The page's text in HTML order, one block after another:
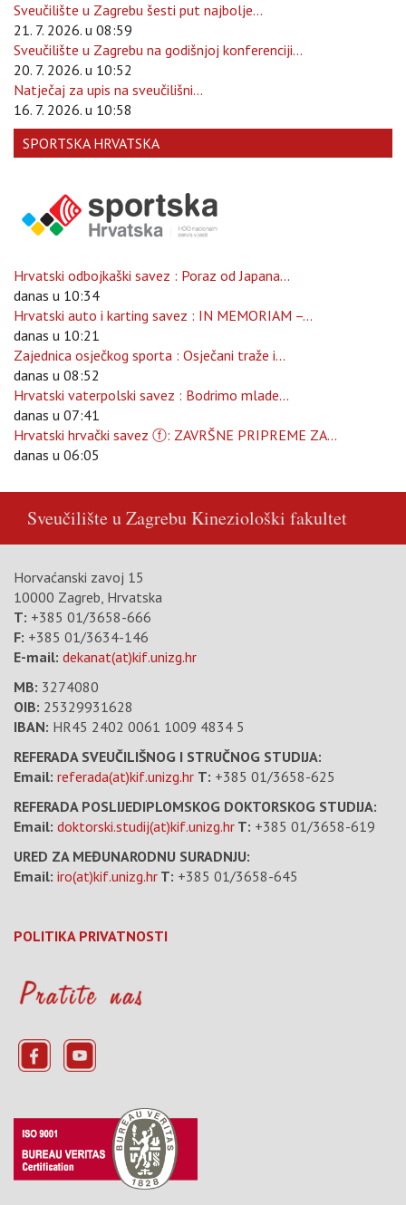
Sveučilište u Zagrebu šesti put najbolje...
21. 7. 2026. u 08:59
Sveučilište u Zagrebu na godišnjoj konferenciji...
20. 7. 2026. u 10:52
Natječaj za upis na sveučilišni...
16. 7. 2026. u 10:58
SPORTSKA HRVATSKA
Hrvatski odbojkaški savez : Poraz od Japana...
danas u 10:34
Hrvatski auto i karting savez : IN MEMORIAM –...
danas u 10:21
Zajednica osječkog sporta : Osječani traže i...
danas u 08:52
Hrvatski vaterpolski savez : Bodrimo mlade...
danas u 07:41
Hrvatski hrvački savez ⓕ: ZAVRŠNE PRIPREME ZA...
danas u 06:05
Sveučilište u ZagrebuKineziološki fakultet
Horvaćanski zavoj 15
10000 Zagreb, Hrvatska
T: +385 01/3658-666
F: +385 01/3634-146
E-mail: dekanat(at)kif.unizg.hr
MB: 3274080
OIB: 25329931628
IBAN: HR45 2402 0061 1009 4834 5
REFERADA SVEUČILIŠNOG I STRUČNOG STUDIJA:
Email: referada(at)kif.unizg.hr T: +385 01/3658-625
REFERADA POSLIJEDIPLOMSKOG DOKTORSKOG STUDIJA:
Email: doktorski.studij(at)kif.unizg.hr T: +385 01/3658-619
URED ZA MEĐUNARODNU SURADNJU:
Email: iro(at)kif.unizg.hr T: +385 01/3658-645
POLITIKA PRIVATNOSTI